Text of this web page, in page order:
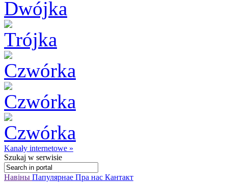
Kanały internetowe »
Szukaj w serwisie
Навіны Папулярнае Пра нас Кантакт